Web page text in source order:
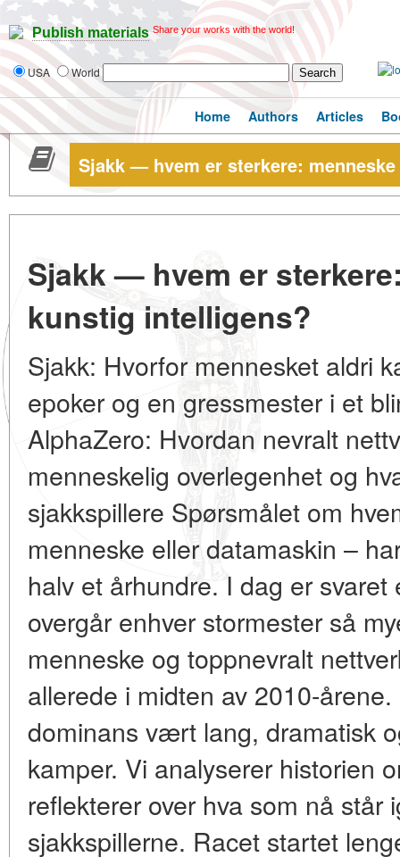
Publish materials Share your works with the world!
USA World
Home Authors Articles
Sjakk — hvem er sterkere:
Sjakk — hvem er
kunstig intelligens?
Sjakk: Hvorfor mennesket aldri
epoker og en gressmester i et
AlphaZero: Hvordan nevralt
menneskelig overlegenhet og
sjakkspillere Spørsmålet om
menneske eller datamaskin –
halv et århundre. I dag er
overgår enhver stormester så
menneske og toppnevralt
allerede i midten av 2010-
dominans vært lang, dramatisk
kamper. Vi analyserer historien
reflekterer over hva som nå står
sjakkspillerne. Racet startet